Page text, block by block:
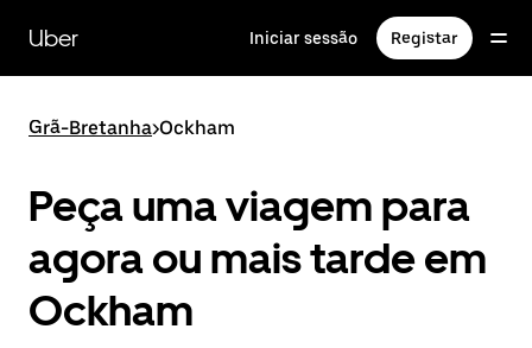
para
conteúdo
Uber Iniciar sessão Registar
Grã-Bretanha>Ockham
Peça uma viagem para
agora ou mais tarde em
Ockham